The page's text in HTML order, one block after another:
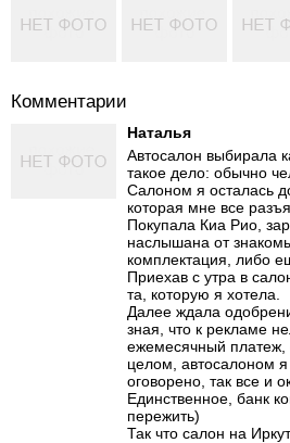
Комментарии
Наталья
Автосалон выбирала
такое дело: обычно
Салоном я осталась
которая мне все
Покупала Киа Рио,
наслышана от
комплектация, либо
Приехав с утра в
та, которую я хотела.
Далее ждала
зная, что к рекламе
ежемесячный платеж,
целом, автосалоном
оговорено, так все и
Единственное, банк
пережить)
Так что салон на